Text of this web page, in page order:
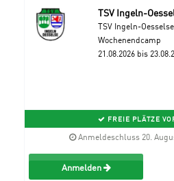
TSV Ingeln-
TSV Ingeln-Oesselse
Wochenendcamp
21.08.2026 bis
FREIE PLÄTZE
Anmeldeschluss 20.
Anmelden